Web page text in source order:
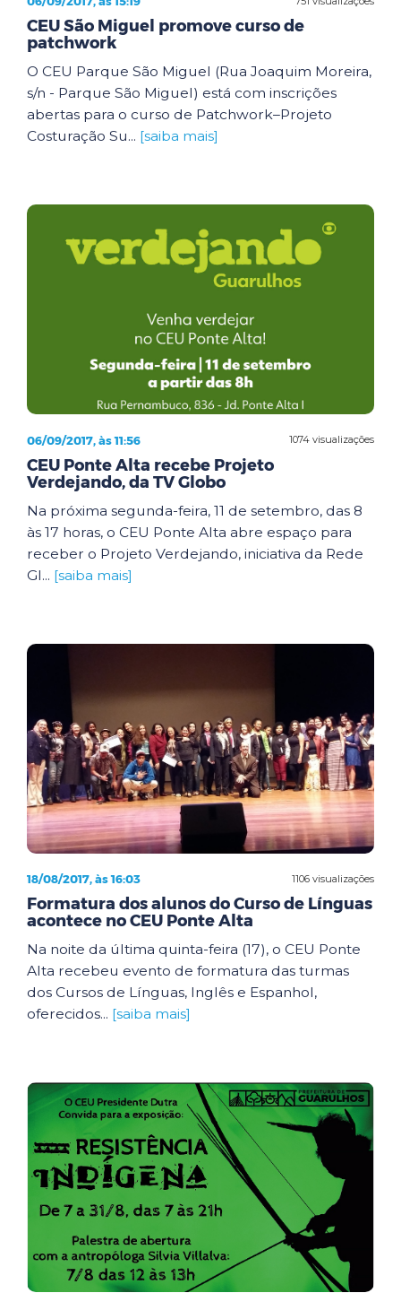
CEU São Miguel promove curso de
patchwork
O CEU Parque São Miguel (Rua Joaquim Moreira,
s/n - Parque São Miguel) está com inscrições
abertas para o curso de Patchwork–Projeto
Costuração Su... [saiba mais]
1074 visualizações
06/09/2017, às 11:56
CEU Ponte Alta recebe Projeto
Verdejando, da TV Globo
Na próxima segunda-feira, 11 de setembro, das 8
às 17 horas, o CEU Ponte Alta abre espaço para
receber o Projeto Verdejando, iniciativa da Rede
Gl... [saiba mais]
1106 visualizações
18/08/2017, às 16:03
Formatura dos alunos do Curso de Línguas
acontece no CEU Ponte Alta
Na noite da última quinta-feira (17), o CEU Ponte
Alta recebeu evento de formatura das turmas
dos Cursos de Línguas, Inglês e Espanhol,
oferecidos... [saiba mais]